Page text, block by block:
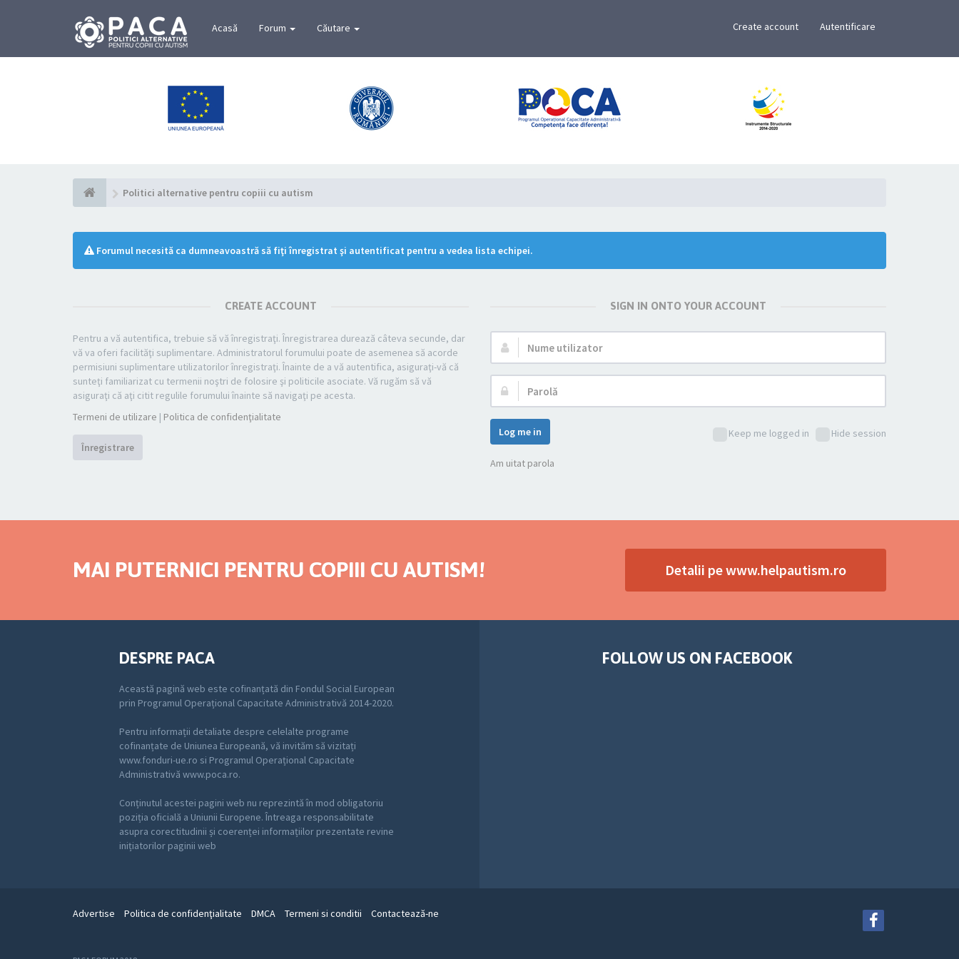
Acasă Forum Căutare Create account Autentificare
Politici alternative pentru copiii cu autism
Forumul necesită ca dumneavoastră să fiţi înregistrat şi autentificat pentru a vedea lista echipei.
CREATE ACCOUNT
Pentru a vă autentifica, trebuie să vă înregistraţi. Înregistrarea durează câteva secunde, dar
vă va oferi facilităţi suplimentare. Administratorul forumului poate de asemenea să acorde
permisiuni suplimentare utilizatorilor înregistraţi. Înainte de a vă autentifica, asiguraţi-vă că
sunteţi familiarizat cu termenii noştri de folosire şi politicile asociate. Vă rugăm să vă
asiguraţi că aţi citit regulile forumului înainte să navigaţi pe acesta.
Termeni de utilizare | Politica de confidenţialitate
Înregistrare
SIGN IN ONTO YOUR ACCOUNT
Nume
utilizator:
Parolă:
Keep me logged in Hide session
Log me in
Am uitat parola
MAI PUTERNICI PENTRU COPIII CU AUTISM! Detalii pe www.helpautism.ro
DESPRE PACA
Această pagină web este cofinanțată din Fondul Social European
prin Programul Operațional Capacitate Administrativă 2014-2020.
Pentru informații detaliate despre celelalte programe
cofinanțate de Uniunea Europeană, vă invităm să vizitați
www.fonduri-ue.ro si Programul Operațional Capacitate
Administrativă www.poca.ro.
Conținutul acestei pagini web nu reprezintă în mod obligatoriu
poziția oficială a Uniunii Europene. Întreaga responsabilitate
asupra corectitudinii și coerenței informațiilor prezentate revine
inițiatorilor paginii web
FOLLOW US ON FACEBOOK
Advertise Politica de confidenţialitate DMCA Termeni si conditii Contactează-ne